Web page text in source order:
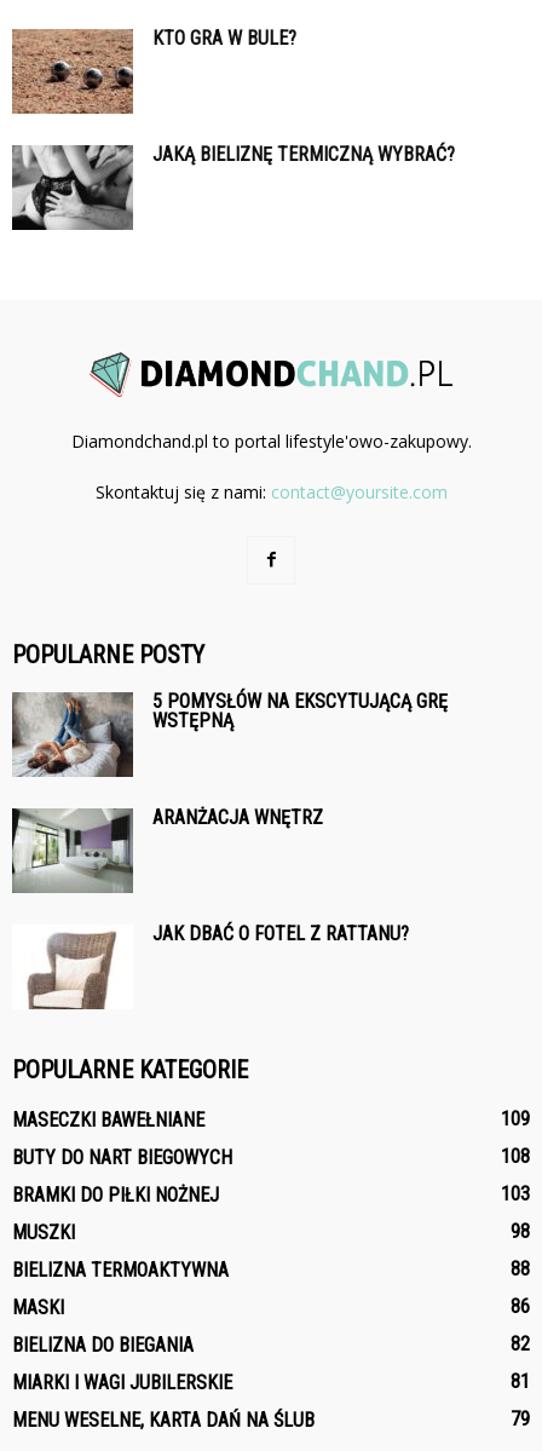
KTO GRA W BULE?
JAKĄ BIELIZNĘ TERMICZNĄ WYBRAĆ?
Diamondchand.pl to portal lifestyle'owo-zakupowy.
Skontaktuj się z nami: contact@yoursite.com
POPULARNE POSTY
5 POMYSŁÓW NA EKSCYTUJĄCĄ GRĘ
WSTĘPNĄ
ARANŻACJA WNĘTRZ
JAK DBAĆ O FOTEL Z RATTANU?
POPULARNE KATEGORIE
MASECZKI BAWEŁNIANE
109
BUTY DO NART BIEGOWYCH
108
BRAMKI DO PIŁKI NOŻNEJ
103
MUSZKI
98
BIELIZNA TERMOAKTYWNA
88
MASKI
86
BIELIZNA DO BIEGANIA
82
MIARKI I WAGI JUBILERSKIE
81
MENU WESELNE, KARTA DAŃ NA ŚLUB
79